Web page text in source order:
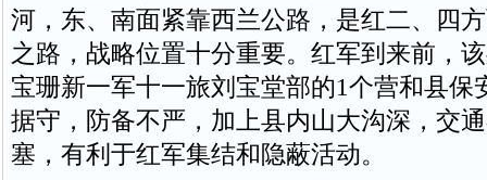
河，东、南面紧靠西兰公路，是红二、四
之路，战略位置十分重要。红军到来前，
宝珊新一军十一旅刘宝堂部的1个营和县保
据守，防备不严，加上县内山大沟深，交
塞，有利于红军集结和隐蔽活动。